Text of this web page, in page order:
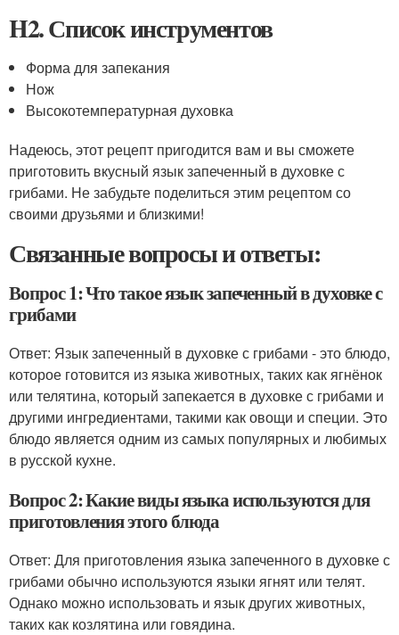
H2. Список инструментов
Форма для запекания
Нож
Высокотемпературная духовка
Надеюсь, этот рецепт пригодится вам и вы сможете
приготовить вкусный язык запеченный в духовке с
грибами. Не забудьте поделиться этим рецептом со
своими друзьями и близкими!
Связанные вопросы и ответы:
Вопрос 1: Что такое язык запеченный в духовке с
грибами
Ответ: Язык запеченный в духовке с грибами - это блюдо,
которое готовится из языка животных, таких как ягнёнок
или телятина, который запекается в духовке с грибами и
другими ингредиентами, такими как овощи и специи. Это
блюдо является одним из самых популярных и любимых
в русской кухне.
Вопрос 2: Какие виды языка используются для
приготовления этого блюда
Ответ: Для приготовления языка запеченного в духовке с
грибами обычно используются языки ягнят или телят.
Однако можно использовать и язык других животных,
таких как козлятина или говядина.